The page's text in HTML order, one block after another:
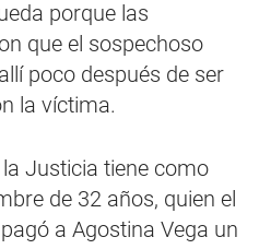
porque las
que el sospechoso
poco después de ser
la víctima.
Justicia tiene como
de 32 años, quien el
a Agostina Vega un